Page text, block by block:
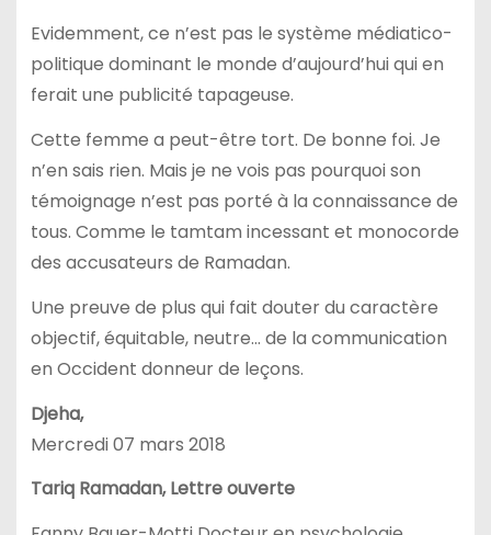
Evidemment, ce n’est pas le système médiatico-
politique dominant le monde d’aujourd’hui qui en
ferait une publicité tapageuse.
Cette femme a peut-être tort. De bonne foi. Je
n’en sais rien. Mais je ne vois pas pourquoi son
témoignage n’est pas porté à la connaissance de
tous. Comme le tamtam incessant et monocorde
des accusateurs de Ramadan.
Une preuve de plus qui fait douter du caractère
objectif, équitable, neutre… de la communication
en Occident donneur de leçons.
Djeha,
Mercredi 07 mars 2018
Tariq Ramadan, Lettre ouverte